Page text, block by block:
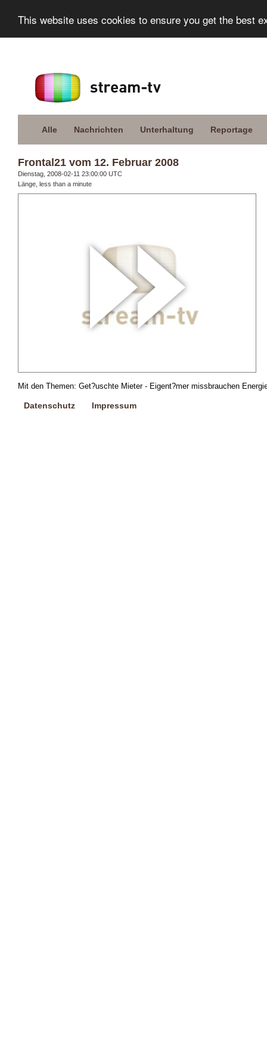
This website uses cookies to ensure you get the best
Alle Nachrichten Unterhaltung Reportage
Frontal21 vom 12. Februar 2008
Dienstag, 2008-02-11 23:00:00 UTC
Länge, less than a minute
Mit den Themen: Get?uschte Mieter - Eigent?mer missbrauchen
Datenschutz Impressum